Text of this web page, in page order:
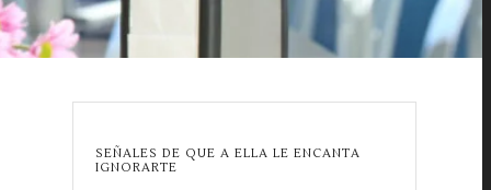
SEÑALES DE QUE A ELLA LE ENCANTA
IGNORARTE